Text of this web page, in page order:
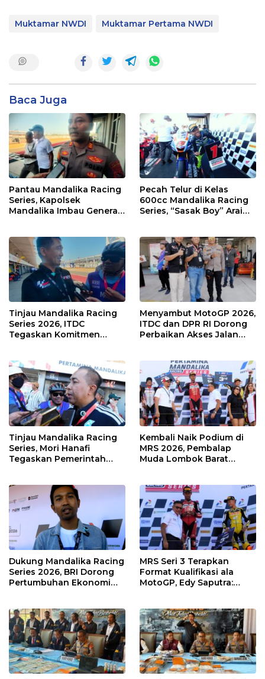
Muktamar NWDI Muktamar Pertama NWDI
Baca Juga
Pantau Mandalika Racing
Series, Kapolsek
Mandalika Imbau Generasi
Pecah Telur di Kelas
600cc Mandalika Racing
Series, “Sasak Boy” Arai
Tinjau Mandalika Racing
Series 2026, ITDC
Tegaskan Komitmen
Kawasan
Menyambut MotoGP 2026,
ITDC dan DPR RI Dorong
Perbaikan Akses Jalan
Tinjau Mandalika Racing
Series, Mori Hanafi
Tegaskan Pemerintah
Kembali Naik Podium di
MRS 2026, Pembalap
Muda Lombok Barat
Dukung Mandalika Racing
Series 2026, BRI Dorong
Pertumbuhan Ekonomi
MRS Seri 3 Terapkan
Format Kualifikasi ala
MotoGP, Edy Saputra: